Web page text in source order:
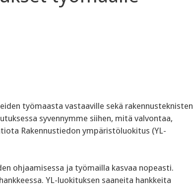
työmaasta vastaaville sekä rakennusteknisten
syvennymme siihen, mitä valvontaa,
Rakennustiedon ympäristöluokitus (YL-
ohjaamisessa ja työmailla kasvaa nopeasti.
YL-luokituksen saaneita hankkeita